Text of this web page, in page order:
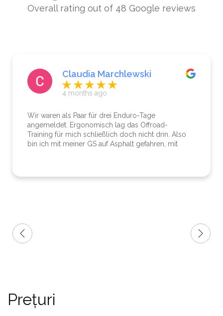
Overall rating out of 48 Google reviews
Claudia Marchlewski
4 months ago
Wir waren als Paar für drei Enduro-Tage
angemeldet. Ergonomisch lag das Offroad-
Training für mich schließlich doch nicht drin. Also
bin ich mit meiner GS auf Asphalt gefahren, mit
Prețuri